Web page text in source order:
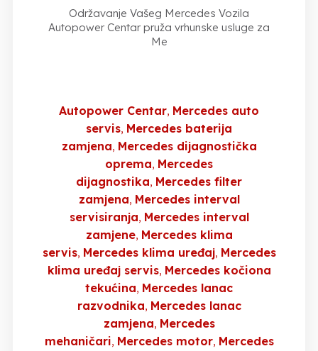
Održavanje Vašeg Mercedes Vozila
Autopower Centar pruža vrhunske usluge za
Me
Autopower Centar Mercedes auto
servis Mercedes baterija
zamjena Mercedes dijagnostička
oprema Mercedes
dijagnostika Mercedes filter
zamjena Mercedes interval
servisiranja Mercedes interval
zamjene Mercedes klima
servis Mercedes klima uređaj Mercedes
klima uređaj servis Mercedes kočiona
tekućina Mercedes lanac
razvodnika Mercedes lanac
zamjena Mercedes
mehaničari Mercedes motor Mercedes